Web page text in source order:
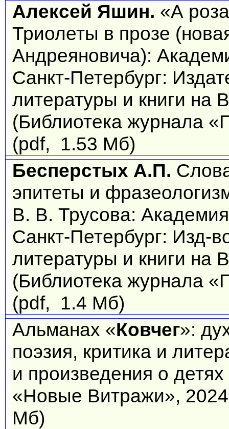
Алексей Яшин. «А
Триолеты в прозе
Андреяновича):
Санкт-Петербург:
литературы и книги на
(Библиотека журнала
(pdf, 1.53 Мб)
Бесперстых А.П.
эпитеты и
В. В. Трусова:
Санкт-Петербург: Изд-
литературы и книги на
(Библиотека журнала
(pdf, 1.4 Мб)
Альманах «Ковчег»:
поэзия, критика и
и произведения о
«Новые Витражи»,
Мб)